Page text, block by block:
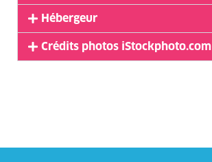
Hébergeur
Crédits photos iStockphoto.com